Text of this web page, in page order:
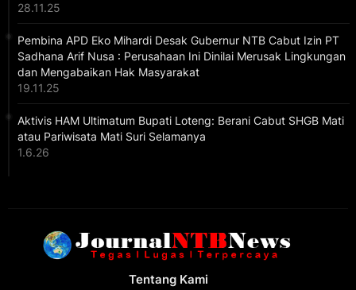
28.11.25
Pembina APD Eko Mihardi Desak Gubernur NTB Cabut Izin PT
Sadhana Arif Nusa : Perusahaan Ini Dinilai Merusak Lingkungan
dan Mengabaikan Hak Masyarakat
19.11.25
Aktivis HAM Ultimatum Bupati Loteng: Berani Cabut SHGB Mati
atau Pariwisata Mati Suri Selamanya
1.6.26
Tentang Kami